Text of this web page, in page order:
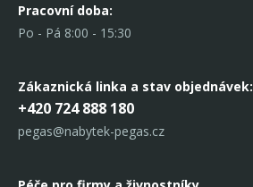
Pracovní doba:
Po - Pá 8:00 - 15:30
Zákaznická linka a stav objednávek:
+420 724 888 180
pegas@nabytek-pegas.cz